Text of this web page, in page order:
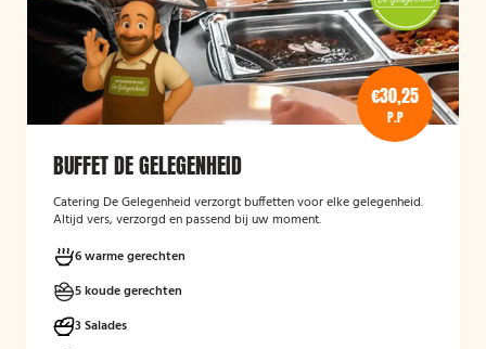
€30,25
P.P
BUFFET DE GELEGENHEID
Catering De Gelegenheid verzorgt buffetten voor elke gelegenheid.
Altijd vers, verzorgd en passend bij uw moment.
6 warme gerechten
5 koude gerechten
3 Salades